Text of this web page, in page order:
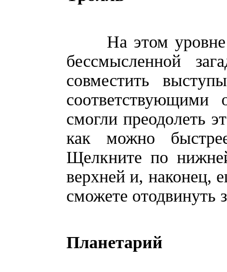
На этом уровне
бессмысленной
совместить
смогли преодолеть
как можно
Щелкните по
верхней и, наконец,
сможете
Планетарий